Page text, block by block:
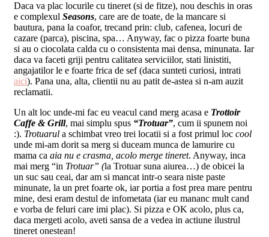
Daca va plac locurile cu tineret (si de fitze), nou deschis in oras
e complexul Seasons, care are de toate, de la mancare si
bautura, pana la coafor, trecand prin: club, cafenea, locuri de
cazare (parca), piscina, spa… Anyway, fac o pizza foarte buna
si au o ciocolata calda cu o consistenta mai densa, minunata. Iar
daca va faceti griji pentru calitatea serviciilor, stati linistiti,
angajatilor le e foarte frica de sef (daca sunteti curiosi, intrati
aici). Pana una, alta, clientii nu au patit de-astea si n-am auzit
reclamatii.
Un alt loc unde-mi fac eu veacul cand merg acasa e Trottoir
Caffe & Grill, mai simplu spus “Trotuar”, cum ii spunem noi
:). Trotuarul a schimbat vreo trei locatii si a fost primul loc cool
unde mi-am dorit sa merg si duceam munca de lamurire cu
mama ca aia nu e crasma, acolo merge tineret. Anyway, inca
mai merg “in Trotuar” (la Trotuar suna aiurea…) de obicei la
un suc sau ceai, dar am si mancat intr-o seara niste paste
minunate, la un pret foarte ok, iar portia a fost prea mare pentru
mine, desi eram destul de infometata (iar eu mananc mult cand
e vorba de feluri care imi plac). Si pizza e OK acolo, plus ca,
daca mergeti acolo, aveti sansa de a vedea in actiune ilustrul
tineret onestean!